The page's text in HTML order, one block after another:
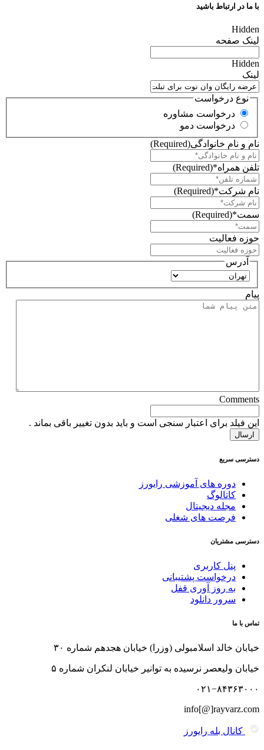
با ما در ارتباط باشید
Hidden
لینک صفحه
Hidden
لینک
نوع درخواست
درخواست مشاوره
درخواست دمو
نام و نام خانوادگی(Required)
تلفن همراه*(Required)
نام شرکت*(Required)
سمت*(Required)
حوزه فعالیت
آدرس
استان
پیام
Comments
این فیلد برای اعتبار سنجی است و باید بدون تغییر باقی بماند .
دسترسی سریع
دوره های آموزشی رایورز
کاتالوگ
مجله دیجیتال
فرصت های شغلی
دسترسی مشتریان
پنل کاربری
درخواست پشتیبانی
به روز آوری قفل
سرور دانلود
تماس با ما
خیابان خالد اسلامبولی (وزرا) خیابان هجدهم شماره ۳۰
خیابان ولیعصر نرسیده به توانیر خیابان لنکران شماره ۵
۰۲۱−۸۴۳۶۳۰۰۰
info[@]rayvarz.com
کانال بله رایورز